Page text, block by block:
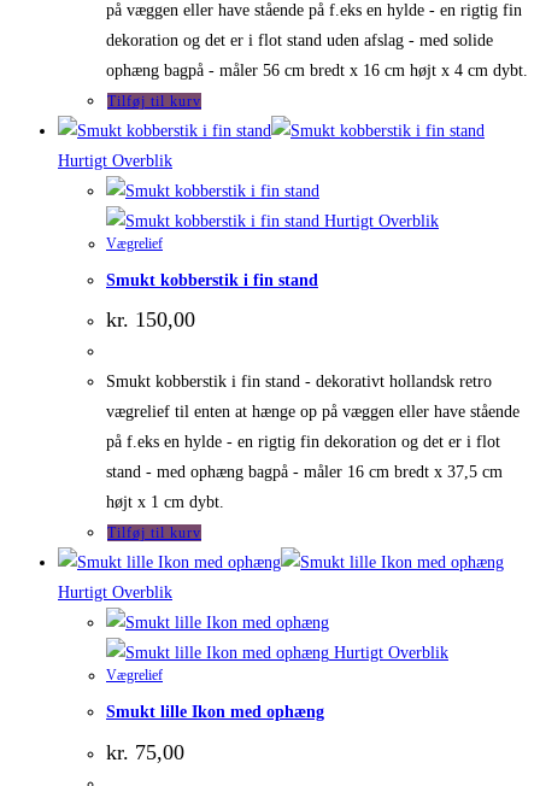
på væggen eller have stående på f.eks en hylde - en rigtig fin
dekoration og det er i flot stand uden afslag - med solide
ophæng bagpå - måler 56 cm bredt x 16 cm højt x 4 cm dybt.
Tilføj til kurv
Hurtigt Overblik
Hurtigt Overblik
Vægrelief
Smukt kobberstik i fin stand
kr. 150,00
Smukt kobberstik i fin stand - dekorativt hollandsk retro
vægrelief til enten at hænge op på væggen eller have stående
på f.eks en hylde - en rigtig fin dekoration og det er i flot
stand - med ophæng bagpå - måler 16 cm bredt x 37,5 cm
højt x 1 cm dybt.
Tilføj til kurv
Hurtigt Overblik
Hurtigt Overblik
Vægrelief
Smukt lille Ikon med ophæng
kr. 75,00